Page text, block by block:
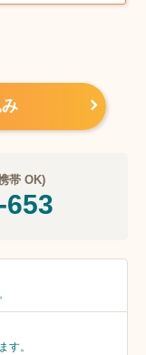
帯 OK)
653
す。